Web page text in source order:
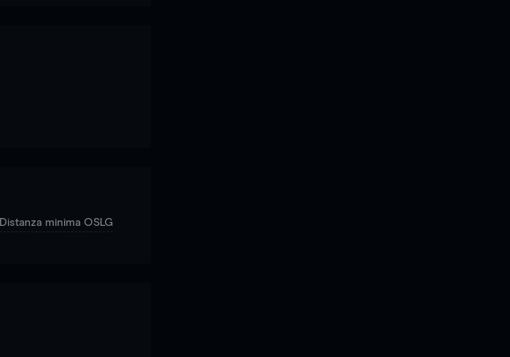
Distanza minima OSLG